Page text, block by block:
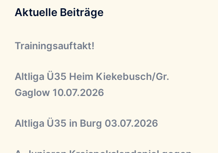
Aktuelle Beiträge
Trainingsauftakt!
Altliga Ü35 Heim Kiekebusch/Gr.
Gaglow 10.07.2026
Altliga Ü35 in Burg 03.07.2026